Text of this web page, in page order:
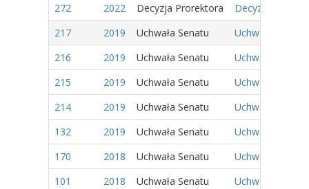
272
2022 Decyzja Prorektora
Decyzja Nr 8/
217
2019 Uchwała Senatu
Uchwała Nr
216
2019 Uchwała Senatu
Uchwała Nr
215
2019 Uchwała Senatu
Uchwała Nr
214
2019 Uchwała Senatu
Uchwała Nr
132
2019 Uchwała Senatu
Uchwała Nr
170
2018 Uchwała Senatu
Uchwała Nr 71/
101
2018 Uchwała Senatu Uchwała Nr